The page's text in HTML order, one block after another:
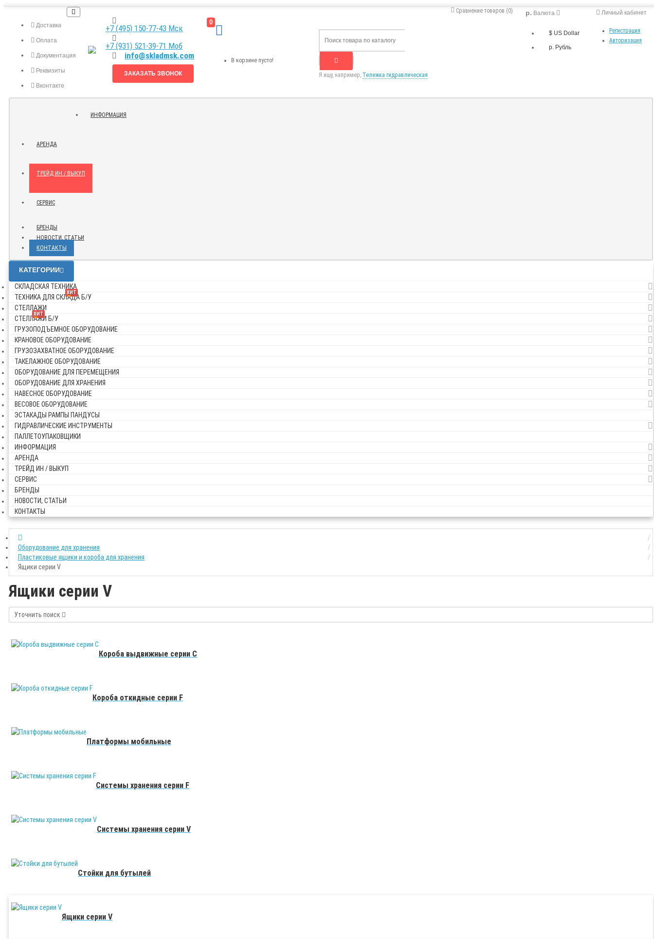
Доставка
Оплата
Документация
Реквизиты
Вконтакте
Я.ДЗЕН
Личный кабинет
Регистрация
Авторизация
р. Валюта
$ US Dollar
р. Рубль
Сравнение товаров (0)
+7 (495) 150-77-43 Мск
+7 (931) 521-39-71 Моб
info@skladmsk.com
ЗАКАЗАТЬ ЗВОНОК
0
В корзине пусто!
Я ищу, например, Тележка гидравлическая
ИНФОРМАЦИЯ
АРЕНДА
ТРЕЙД ИН / ВЫКУП
СЕРВИС
БРЕНДЫ
НОВОСТИ, СТАТЬИ
КОНТАКТЫ
КАТЕГОРИИ
СКЛАДСКАЯ ТЕХНИКА
ХИТ
ТЕХНИКА ДЛЯ СКЛАДА Б/У
СТЕЛЛАЖИ
ХИТ
СТЕЛЛАЖИ Б/У
ГРУЗОПОДЪЕМНОЕ ОБОРУДОВАНИЕ
КРАНОВОЕ ОБОРУДОВАНИЕ
ГРУЗОЗАХВАТНОЕ ОБОРУДОВАНИЕ
ТАКЕЛАЖНОЕ ОБОРУДОВАНИЕ
ОБОРУДОВАНИЕ ДЛЯ ПЕРЕМЕЩЕНИЯ
ОБОРУДОВАНИЕ ДЛЯ ХРАНЕНИЯ
НАВЕСНОЕ ОБОРУДОВАНИЕ
ВЕСОВОЕ ОБОРУДОВАНИЕ
ЭСТАКАДЫ РАМПЫ ПАНДУСЫ
ГИДРАВЛИЧЕСКИЕ ИНСТРУМЕНТЫ
ПАЛЛЕТОУПАКОВЩИКИ
ИНФОРМАЦИЯ
АРЕНДА
ТРЕЙД ИН / ВЫКУП
СЕРВИС
БРЕНДЫ
НОВОСТИ, СТАТЬИ
КОНТАКТЫ
Оборудование для хранения
Пластиковые ящики и короба для хранения
Ящики серии V
Ящики серии V
Уточнить поиск
Короба выдвижные серии С
Короба откидные серии F
Платформы мобильные
Системы хранения серии F
Системы хранения серии V
Стойки для бутылей
Ящики серии V